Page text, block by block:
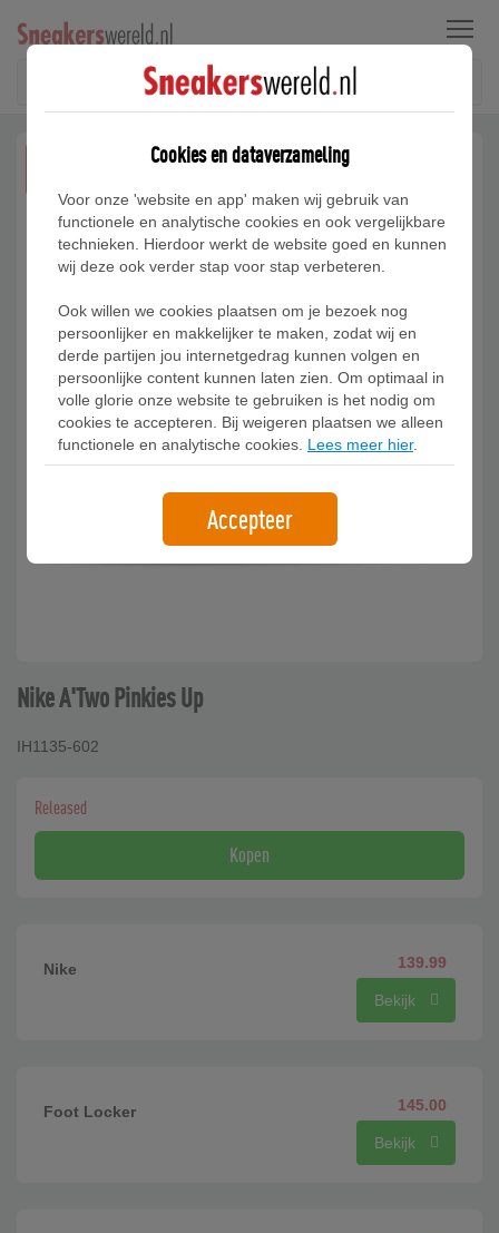
Menu
Nike A'Two Pinkies Up
IH1135-602
Released
Kopen
Nike 139.99
Bekijk
Foot Locker 145.00
Bekijk
Cookies en dataverzameling
Voor onze 'website en app' maken wij gebruik van
functionele en analytische cookies en ook vergelijkbare
technieken. Hierdoor werkt de website goed en kunnen
wij deze ook verder stap voor stap verbeteren.
Ook willen we cookies plaatsen om je bezoek nog
persoonlijker en makkelijker te maken, zodat wij en
derde partijen jou internetgedrag kunnen volgen en
persoonlijke content kunnen laten zien. Om optimaal in
volle glorie onze website te gebruiken is het nodig om
cookies te accepteren. Bij weigeren plaatsen we alleen
functionele en analytische cookies. Lees meer hier.
Accepteer